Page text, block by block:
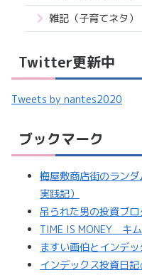
雑記（子育てネタ）
Twitter更新中
Tweets by nantes2020
ブックマーク
梅屋敷商店街のラン
実践記）
吊られた男の投資ブ
TIME IS MONEY キ
ますい画伯とインデッ
インデックス投資日